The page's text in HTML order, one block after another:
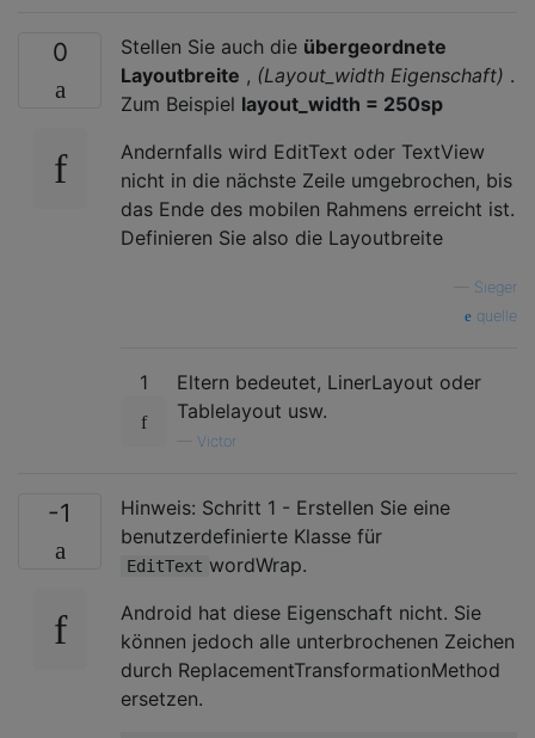
0 Stellen Sie auch die übergeordnete
Layoutbreite , (Layout_width Eigenschaft) .
Zum Beispiel layout_width = 250sp
Andernfalls wird EditText oder TextView
nicht in die nächste Zeile umgebrochen, bis
das Ende des mobilen Rahmens erreicht ist.
Definieren Sie also die Layoutbreite
Sieger
quelle
1
Eltern bedeutet, LinerLayout oder
Tablelayout usw.
Victor
-1
Hinweis: Schritt 1 - Erstellen Sie eine
benutzerdefinierte Klasse für
EditText wordWrap.
Android hat diese Eigenschaft nicht. Sie
können jedoch alle unterbrochenen Zeichen
durch ReplacementTransformationMethod
ersetzen.